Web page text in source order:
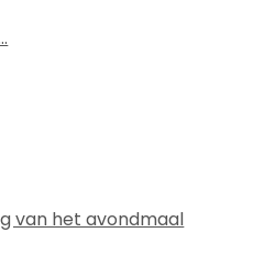
van het avondmaal